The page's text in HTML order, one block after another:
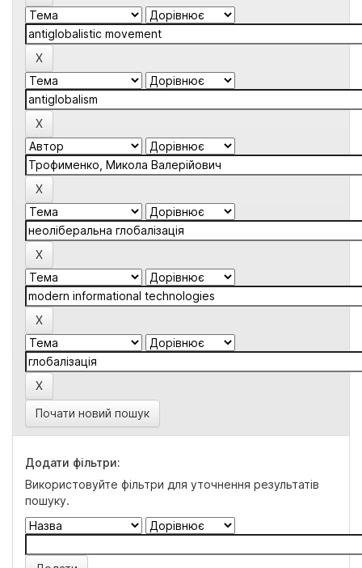
Почати новий пошук
Додати фільтри:
Використовуйте фільтри для уточнення результатів
пошуку.